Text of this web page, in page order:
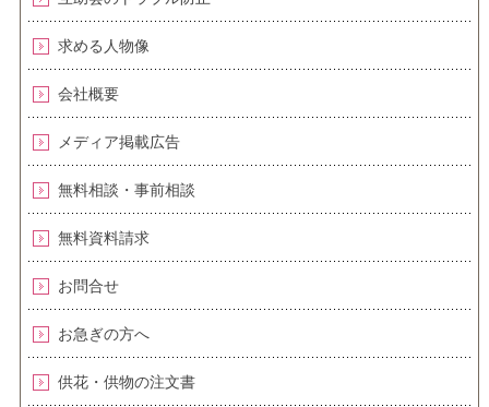
求める人物像
会社概要
メディア掲載広告
無料相談・事前相談
無料資料請求
お問合せ
お急ぎの方へ
供花・供物の注文書